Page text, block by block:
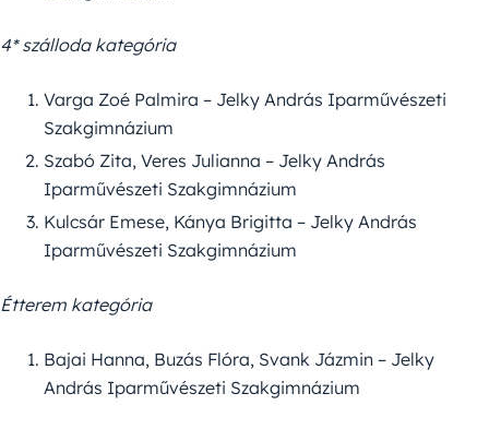
4* szálloda kategória
Varga Zoé Palmira – Jelky András Iparművészeti
Szakgimnázium
Szabó Zita, Veres Julianna – Jelky András
Iparművészeti Szakgimnázium
Kulcsár Emese, Kánya Brigitta – Jelky András
Iparművészeti Szakgimnázium
Étterem kategória
Bajai Hanna, Buzás Flóra, Svank Jázmin – Jelky
András Iparművészeti Szakgimnázium